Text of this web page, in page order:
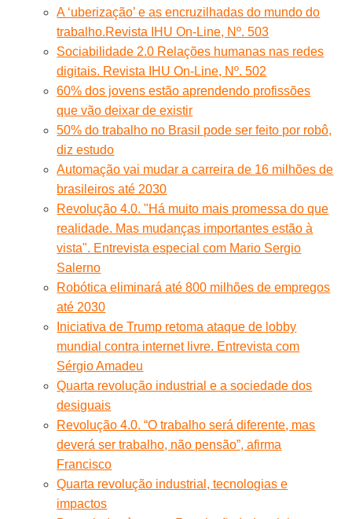
A ‘uberização’ e as encruzilhadas do mundo do
trabalho.Revista IHU On-Line, Nº. 503
Sociabilidade 2.0 Relações humanas nas redes
digitais. Revista IHU On-Line, Nº. 502
60% dos jovens estão aprendendo profissões
que vão deixar de existir
50% do trabalho no Brasil pode ser feito por robô,
diz estudo
Automação vai mudar a carreira de 16 milhões de
brasileiros até 2030
Revolução 4.0. "Há muito mais promessa do que
realidade. Mas mudanças importantes estão à
vista". Entrevista especial com Mario Sergio
Salerno
Robótica eliminará até 800 milhões de empregos
até 2030
Iniciativa de Trump retoma ataque de lobby
mundial contra internet livre. Entrevista com
Sérgio Amadeu
Quarta revolução industrial e a sociedade dos
desiguais
Revolução 4.0. “O trabalho será diferente, mas
deverá ser trabalho, não pensão”, afirma
Francisco
Quarta revolução industrial, tecnologias e
impactos